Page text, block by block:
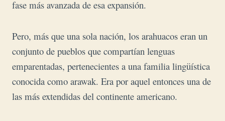
fase más avanzada de esa expansión.
Pero, más que una sola nación, los arahuacos eran un
conjunto de pueblos que compartían lenguas
emparentadas, pertenecientes a una familia lingüística
conocida como arawak. Era por aquel entonces una de
las más extendidas del continente americano.